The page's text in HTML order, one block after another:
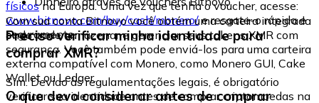
físicosna Europa. Uma vez que tenha o voucher, acesse:
www.bitnovo.com/buy/cash/monero/e resgate-o rápida e
seguramente.
Com sua conta Bitnovo você obtém uma carteira integrada
onde pode armazenar e gerenciar seus tokens XMR com
segurança. Você também pode enviá-los para uma carteira
externa compatível com Monero, como Monero GUI, Cake
Wallet ou Ledger.
Preciso verificar minha identidade para
comprar XMR?
Sim. Devido às regulamentações legais, é obrigatório
verificar sua identidade antes de comprar criptomoedas na
O que devo considerar antes de comprar